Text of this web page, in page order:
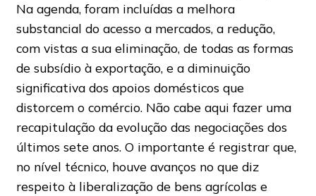
Na agenda, foram incluídas a melhora
substancial do acesso a mercados, a redução,
com vistas a sua eliminação, de todas as formas
de subsídio à exportação, e a diminuição
significativa dos apoios domésticos que
distorcem o comércio. Não cabe aqui fazer uma
recapitulação da evolução das negociações dos
últimos sete anos. O importante é registrar que,
no nível técnico, houve avanços no que diz
respeito à liberalização de bens agrícolas e